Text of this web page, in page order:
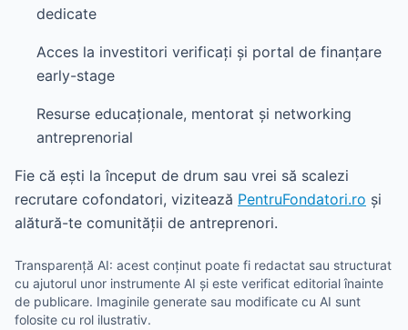
dedicate
Acces la investitori verificați și portal de finanțare
early-stage
Resurse educaționale, mentorat și networking
antreprenorial
Fie că ești la început de drum sau vrei să scalezi
recrutare cofondatori, vizitează PentruFondatori.ro și
alătură-te comunității de antreprenori.
Transparență AI: acest conținut poate fi redactat sau structurat
cu ajutorul unor instrumente AI și este verificat editorial înainte
de publicare. Imaginile generate sau modificate cu AI sunt
folosite cu rol ilustrativ.